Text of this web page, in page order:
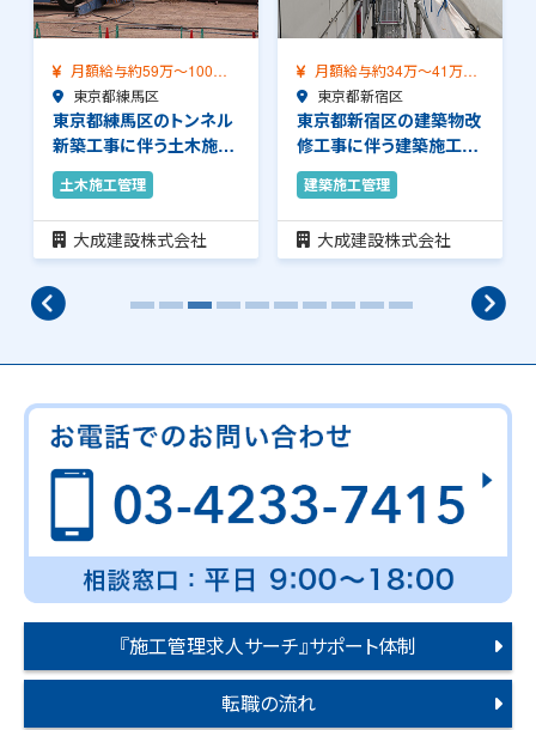
月額給与約34万～41万
（前職給与保証）…
東京都新宿区
東京都新宿区の建築物改
修工事に伴う建築施工管
理のお仕事です。…
建築施工管理
大成建設株式会社
月額給与約42万～58万
（前職給与保証）…
東京都新宿区
東京都新宿区の建築物改
修工事に伴う建築施工管
理のお仕事です。…
建築施工管理
大成建設株式会社
『施工管理求人サーチ』サポート体制
転職の流れ